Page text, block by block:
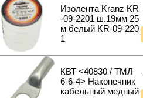
Изолента Kranz KR
-09-2201 ш.19мм 25
м белый KR-09-220
1
КВТ <40830 / ТМЛ
6-6-4> Наконечник
кабельный медный